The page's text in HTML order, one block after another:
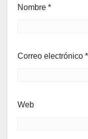
Nombre *
Correo electrónico *
Web